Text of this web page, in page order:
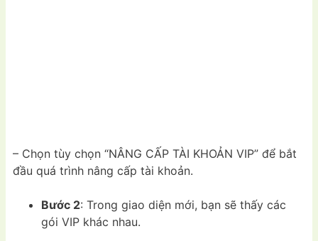
– Chọn tùy chọn “NÂNG CẤP TÀI KHOẢN VIP” để bắt
đầu quá trình nâng cấp tài khoản.
Bước 2: Trong giao diện mới, bạn sẽ thấy các
gói VIP khác nhau.